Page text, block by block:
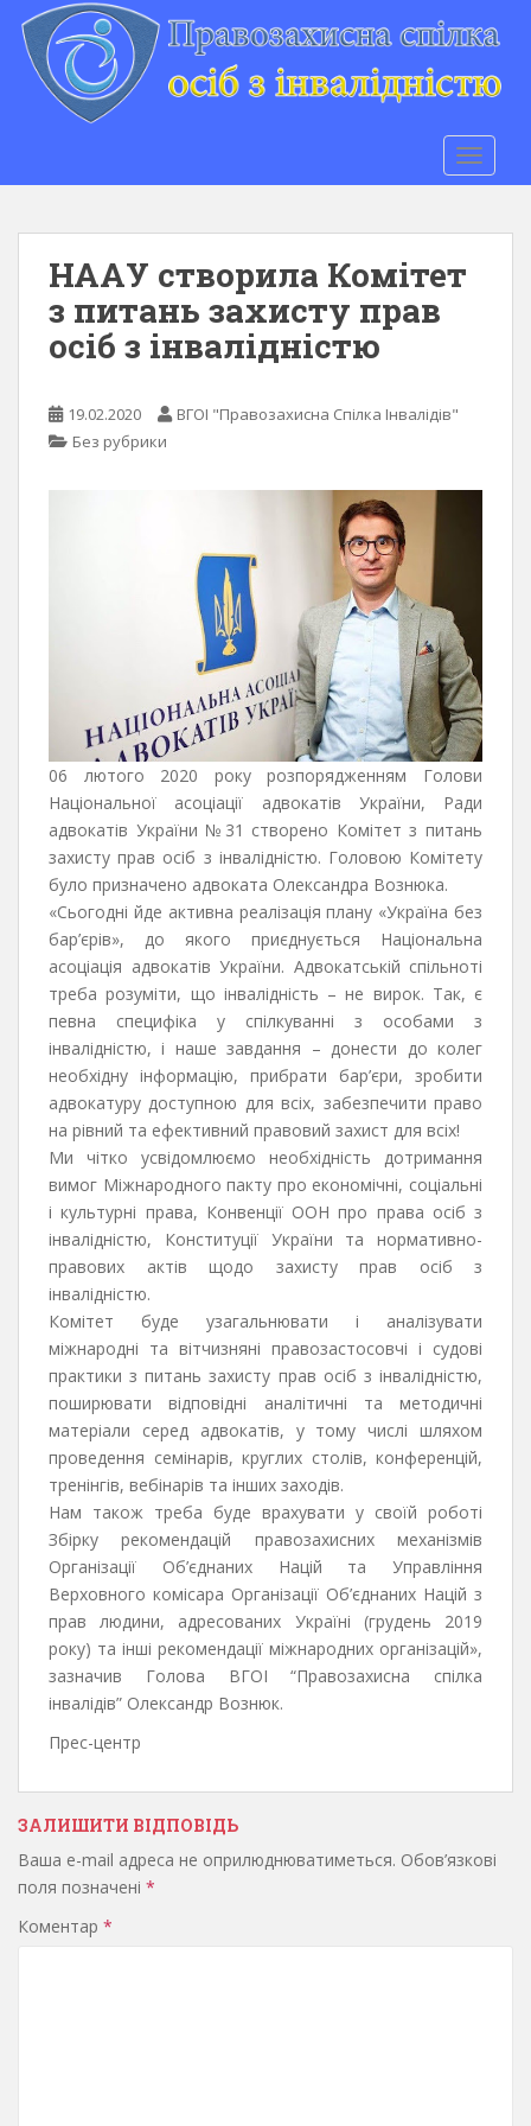
НААУ створила Комітет
з питань захисту прав
осіб з інвалідністю
19.02.2020
ВГОІ "Правозахисна Спілка Інвалідів"
Без рубрики
06 лютого 2020 року розпорядженням Голови
Національної асоціації адвокатів України, Ради
адвокатів України №31 створено Комітет з питань
захисту прав осіб з інвалідністю. Головою Комітету
було призначено адвоката Олександра Вознюка.
«Сьогодні йде активна реалізація плану «Україна без
бар’єрів», до якого приєднується Національна
асоціація адвокатів України. Адвокатській спільноті
треба розуміти, що інвалідність – не вирок. Так, є
певна специфіка у спілкуванні з особами з
інвалідністю, і наше завдання – донести до колег
необхідну інформацію, прибрати бар’єри, зробити
адвокатуру доступною для всіх, забезпечити право
на рівний та ефективний правовий захист для всіх!
Ми чітко усвідомлюємо необхідність дотримання
вимог Міжнародного пакту про економічні, соціальні
і культурні права, Конвенції ООН про права осіб з
інвалідністю, Конституції України та нормативно-
правових актів щодо захисту прав осіб з
інвалідністю.
Комітет буде узагальнювати і аналізувати
міжнародні та вітчизняні правозастосовчі і судові
практики з питань захисту прав осіб з інвалідністю,
поширювати відповідні аналітичні та методичні
матеріали серед адвокатів, у тому числі шляхом
проведення семінарів, круглих столів, конференцій,
тренінгів, вебінарів та інших заходів.
Нам також треба буде врахувати у своїй роботі
Збірку рекомендацій правозахисних механізмів
Організації Об’єднаних Націй та Управління
Верховного комісара Організації Об’єднаних Націй з
прав людини, адресованих Україні (грудень 2019
року) та інші рекомендації міжнародних організацій»,
зазначив Голова ВГОІ “Правозахисна спілка
інвалідів” Олександр Вознюк.
Прес-центр
ЗАЛИШИТИ ВІДПОВІДЬ
Ваша e-mail адреса не оприлюднюватиметься. Обов’язкові
поля позначені *
Коментар *